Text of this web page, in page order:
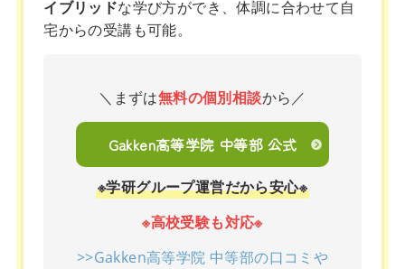
イブリッドな学び方ができ、体調に合わせて自
宅からの受講も可能。
＼まずは無料の個別相談から／
Gakken高等学院 中等部 公式
※学研グループ運営だから安心※
※高校受験も対応※
>>Gakken高等学院 中等部の口コミや